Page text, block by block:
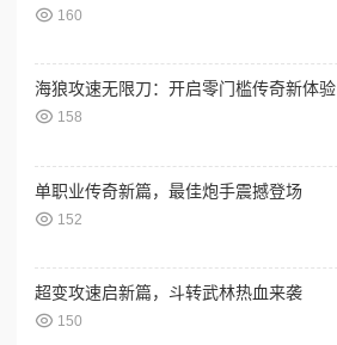
160
海狼攻速无限刀：开启零门槛传奇新体验
158
单职业传奇新篇，最佳炮手震撼登场
152
超变攻速启新篇，斗转武林热血来袭
150